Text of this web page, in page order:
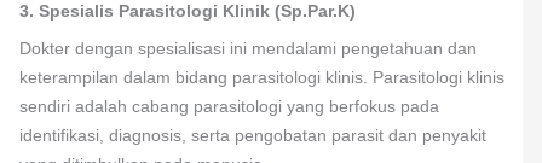
3. Spesialis Parasitologi Klinik (Sp.Par.K)
Dokter dengan spesialisasi ini mendalami pengetahuan dan
keterampilan dalam bidang parasitologi klinis. Parasitologi klinis
sendiri adalah cabang parasitologi yang berfokus pada
identifikasi, diagnosis, serta pengobatan parasit dan penyakit